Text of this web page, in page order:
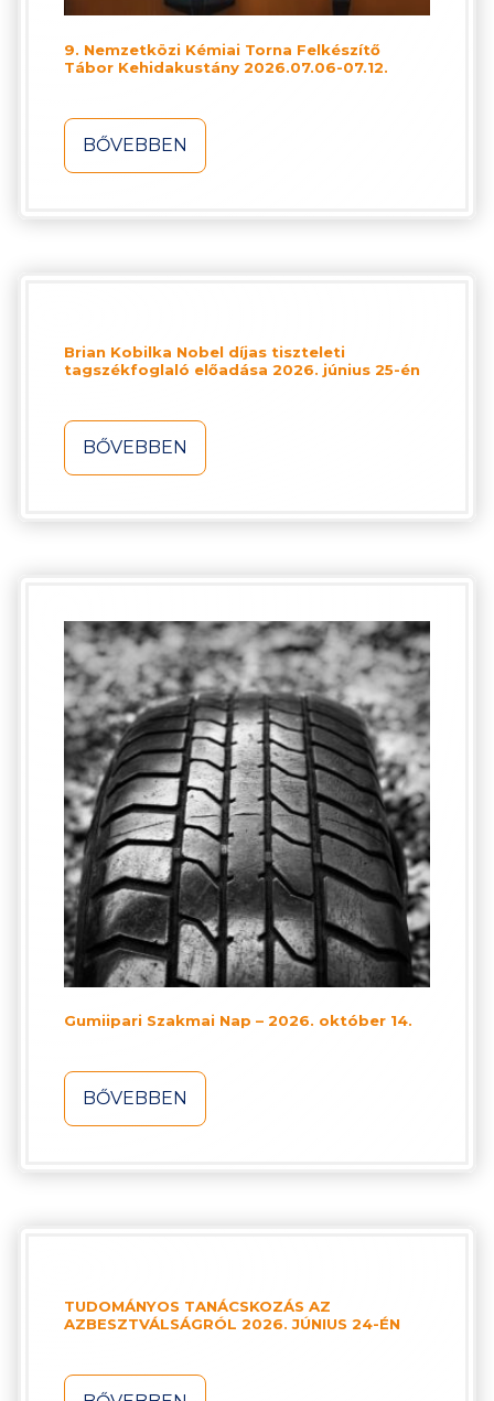
9. Nemzetközi Kémiai Torna Felkészítő
Tábor Kehidakustány 2026.07.06-07.12.
BŐVEBBEN
Brian Kobilka Nobel díjas tiszteleti
tagszékfoglaló előadása 2026. június 25-én
BŐVEBBEN
Gumiipari Szakmai Nap – 2026. október 14.
BŐVEBBEN
TUDOMÁNYOS TANÁCSKOZÁS AZ
AZBESZTVÁLSÁGRÓL 2026. JÚNIUS 24-ÉN